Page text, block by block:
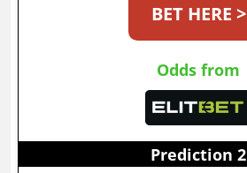
BET HERE >
Odds from
Prediction 2